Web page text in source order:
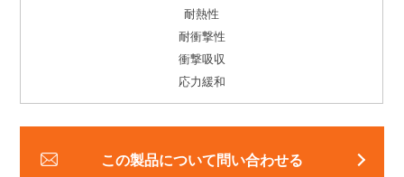
耐熱性
耐衝撃性
衝撃吸収
応力緩和
この製品について問い合わせる